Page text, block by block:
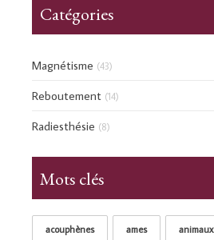
Catégories
Magnétisme (43)
Reboutement (14)
Radiesthésie (8)
Mots clés
acouphènes ames animaux